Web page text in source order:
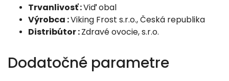
Trvanlivosť :Viď obal
Výrobca :Viking Frost s.r.o., Česká republika
Distribútor :Zdravé ovocie, s.r.o.
Dodatočné parametre